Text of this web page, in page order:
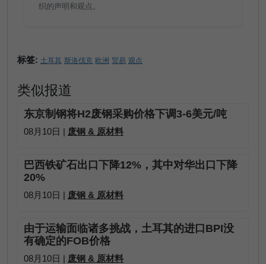
织的声明和观点。
标签: 土耳其 斯洛伐克 欧洲 贸易 观点
类似报道
东京制钢将H2废钢采购价格下调3-6美元/吨
08月10日 | 废钢 & 原材料
巴西铁矿石出口下降12%，其中对华出口下降
20%
08月10日 | 废钢 & 原材料
由于运输面临诸多挑战，土耳其的进口BPI没
有确定的FOB价格
08月10日 | 废钢 & 原材料